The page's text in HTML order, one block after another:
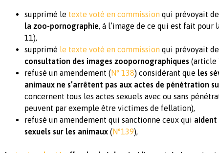
supprimé le texte voté en commission qui prévoyait
la zoo-pornographie, à l’image de ce qui est fait pour
11),
supprimé le texte voté en commission qui prévoyait
consultation des images zoopornographiques (article
refusé un amendement (N° 138) considérant que les
animaux ne s’arrêtent pas aux actes de pénétration
concernent tous les actes sexuels avec ou sans
peuvent par exemple être victimes de fellation),
refusé un amendement qui sanctionne ceux qui aident
sexuels sur les animaux (N°139),